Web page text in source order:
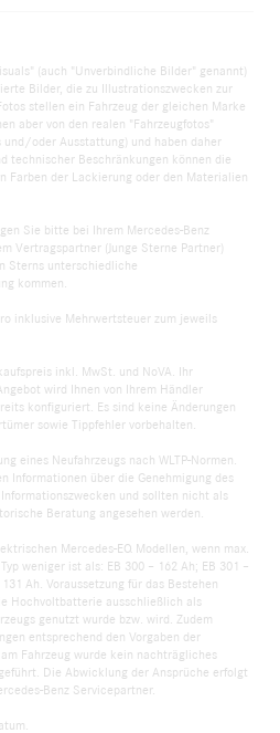
(auch "Unverbindliche Bilder" genannt)
Bilder, die zu Illustrationszwecken zur
stellen ein Fahrzeug der gleichen Marke
aber von den realen "Fahrzeugfotos"
und/oder Ausstattung) und haben daher
technischer Beschränkungen können die
Farben der Lackierung oder den Materialien
Sie bitte bei Ihrem Mercedes-Benz
Vertragspartner (Junge Sterne Partner)
Sterns unterschiedliche
kommen.
inklusive Mehrwertsteuer zum jeweils
inkl. MwSt. und NoVA. Ihr
wird Ihnen von Ihrem Händler
konfiguriert. Es sind keine Änderungen
sowie Tippfehler vorbehalten.
eines Neufahrzeugs nach WLTP-Normen.
Informationen über die Genehmigung des
Informationszwecken und sollten nicht als
Beratung angesehen werden.
Mercedes-EQ Modellen, wenn max.
weniger ist als: EB 300 – 162 Ah; EB 301 –
Ah. Voraussetzung für das Bestehen
Hochvoltbatterie ausschließlich als
genutzt wurde bzw. wird. Zudem
entsprechend den Vorgaben der
Fahrzeug wurde kein nachträgliches
Die Abwicklung der Ansprüche erfolgt
Benz Servicepartner.